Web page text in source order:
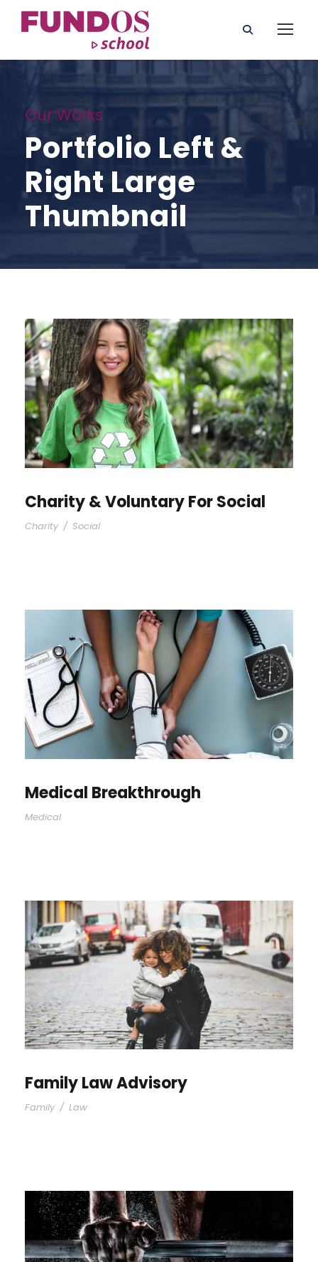
Our Works
Portfolio Left &
Right Large
Thumbnail
Charity & Voluntary For Social
Charity / Social
Medical Breakthrough
Medical
Family Law Advisory
Family / Law